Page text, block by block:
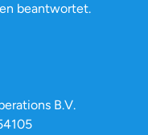
beantwortet.
B.V.